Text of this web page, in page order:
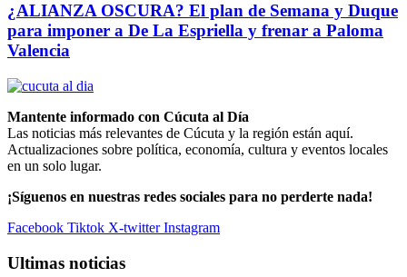
¿ALIANZA OSCURA? El plan de Semana y Duque
para imponer a De La Espriella y frenar a Paloma
Valencia
Mantente informado con Cúcuta al Día
Las noticias más relevantes de Cúcuta y la región están aquí.
Actualizaciones sobre política, economía, cultura y eventos locales
en un solo lugar.
¡Síguenos en nuestras redes sociales para no perderte nada!
Facebook Tiktok X-twitter Instagram
Ultimas noticias